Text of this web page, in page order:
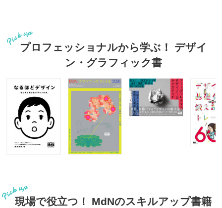
プロフェッショナルから学ぶ！ デザイ
ン・グラフィック書
現場で役立つ！ MdNのスキルアップ書籍